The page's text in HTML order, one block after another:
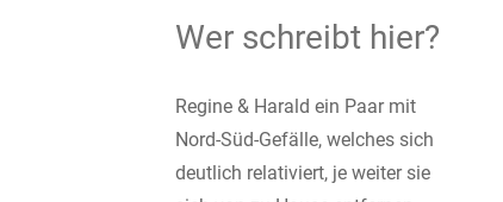
Wer schreibt hier?
Regine & Harald ein Paar mit
Nord-Süd-Gefälle, welches sich
deutlich relativiert, je weiter sie